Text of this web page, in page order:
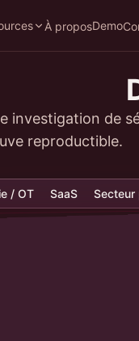
À proposDemo
investigation de
reproductible.
/ OT SaaS Secteur